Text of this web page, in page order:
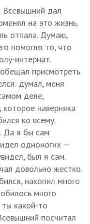
Всевышний дал
на это жизнь.
отпала. Думаю,
помогло то, что
интернат.
присмотреть
думал, меня
деле,
наверняка
ко всему.
Да я бы сам
одноногих —
был я сам.
довольно жестко.
накопил много
много
какой-то
посчитал